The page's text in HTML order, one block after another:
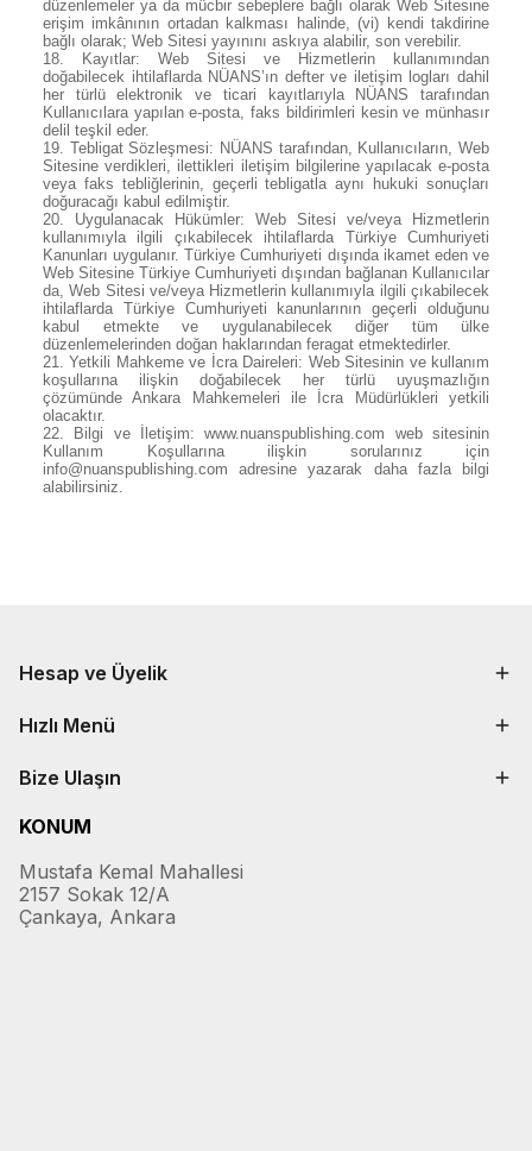
düzenlemeler ya da mücbir sebeplere bağlı olarak Web Sitesine
erişim imkânının ortadan kalkması halinde, (vi) kendi takdirine
bağlı olarak; Web Sitesi yayınını askıya alabilir, son verebilir.
18.
Kayıtlar: Web Sitesi ve Hizmetlerin kullanımından
doğabilecek ihtilaflarda NÜANS’ın defter ve iletişim logları dahil
her türlü elektronik ve ticari kayıtlarıyla NÜANS tarafından
Kullanıcılara yapılan e-posta, faks bildirimleri kesin ve münhasır
delil teşkil eder.
19. Tebligat Sözleşmesi: NÜANS tarafından, Kullanıcıların, Web
Sitesine verdikleri, ilettikleri iletişim bilgilerine yapılacak e-posta
veya faks tebliğlerinin, geçerli tebligatla aynı hukuki sonuçları
doğuracağı kabul edilmiştir.
20.
Uygulanacak Hükümler: Web Sitesi ve/veya Hizmetlerin
kullanımıyla ilgili çıkabilecek ihtilaflarda Türkiye Cumhuriyeti
Kanunları uygulanır. Türkiye Cumhuriyeti dışında ikamet eden ve
Web Sitesine Türkiye Cumhuriyeti dışından bağlanan Kullanıcılar
da, Web Sitesi ve/veya Hizmetlerin kullanımıyla ilgili çıkabilecek
ihtilaflarda Türkiye Cumhuriyeti kanunlarının geçerli olduğunu
kabul etmekte ve uygulanabilecek diğer tüm ülke
düzenlemelerinden doğan haklarından feragat etmektedirler.
21. Yetkili Mahkeme ve İcra Daireleri: Web Sitesinin ve kullanım
koşullarına ilişkin doğabilecek her türlü uyuşmazlığın
çözümünde Ankara Mahkemeleri ile İcra Müdürlükleri yetkili
olacaktır.
22.
Bilgi ve İletişim: www.nuanspublishing.com web sitesinin
Kullanım Koşullarına ilişkin sorularınız için
info@nuanspublishing.com adresine yazarak daha fazla bilgi
alabilirsiniz.
Hesap ve Üyelik
Hızlı Menü
Bize Ulaşın
KONUM
Mustafa Kemal Mahallesi
2157 Sokak 12/A
Çankaya, Ankara